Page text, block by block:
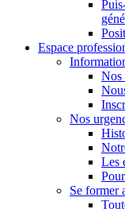
Espace
Nos
Nos
Les
Se former